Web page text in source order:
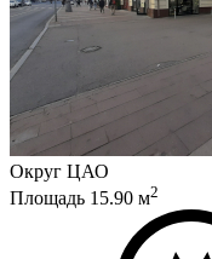
Округ ЦАО
Площадь 15.90 м2